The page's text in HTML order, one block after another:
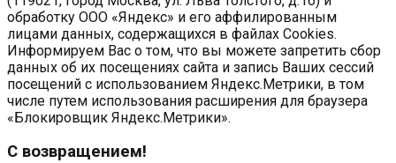
обработку ООО «Яндекс» и его аффилированным
лицами данных, содержащихся в файлах Cookies.
Информируем Вас о том, что вы можете запретить сбор
данных об их посещениях сайта и запись Ваших сессий
посещений с использованием Яндекс.Метрики, в том
числе путем использования расширения для браузера
«Блокировщик Яндекс.Метрики».
С возвращением!